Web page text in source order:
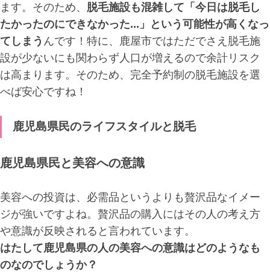
ます。そのため、 脱毛施設も混雑して「今日は脱毛し
たかったのにできなかった...」という可能性が高くなっ
てしまう んです！特に、鹿屋市ではただでさえ脱毛施
設が少ないにも関わらず人口が増えるので余計リスク
は高まります。そのため、完全予約制の脱毛施設を選
べば安心ですね！
鹿児島県民のライフスタイルと脱毛
鹿児島県民と美容への意識
美容への投資は、必需品というよりも贅沢品なイメー
ジが強いですよね。贅沢品の購入にはその人の考え方
や意識が反映されると言われています。
はたして鹿児島県の人の美容への意識はどのようなも
のなのでしょうか？